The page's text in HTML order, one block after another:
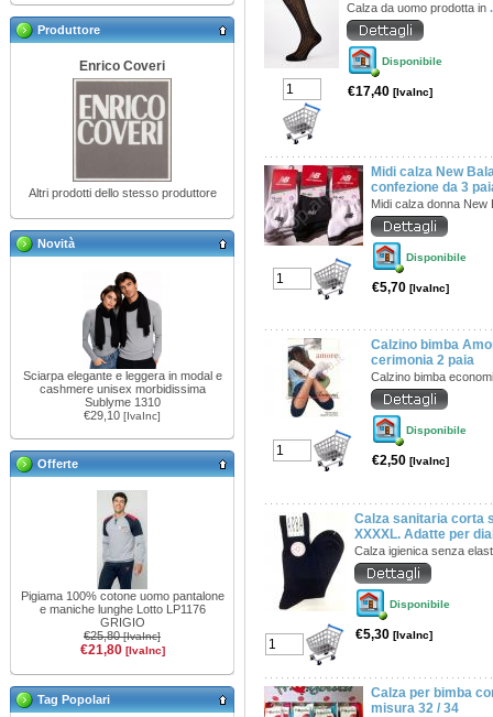
Produttore
Enrico Coveri
Altri prodotti dello stesso produttore
Novità
Sciarpa elegante e leggera in modal e
cashmere unisex morbidissima
Sublyme 1310
€29,10 [IvaInc]
Offerte
Pigiama 100% cotone uomo pantalone
e maniche lunghe Lotto LP1176
GRIGIO
€25,80[IvaInc]
€21,80 [IvaInc]
Tag Popolari
Calza da uomo prodotta in
Disponibile
€17,40 [IvaInc]
Midi calza New
confezione da 3
Midi calza donna New
Disponibile
€5,70 [IvaInc]
Calzino bimba
cerimonia 2 paia
Calzino bimba
Disponibile
€2,50 [IvaInc]
Calza sanitaria corta
XXXXL. Adatte per
Calza igienica senza
Disponibile
€5,30 [IvaInc]
Calza per bimba
misura 32 / 34